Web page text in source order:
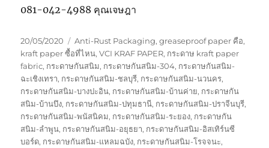
081-042-4988 คุณเจษฎา
Posted
on
20/05/2020 Tags
Anti-Rust Packaging,greaseproof paper คือ,
kraft paper ซื้อที่ไหน,VCI KRAF PAPER, กระดาษ kraft paper
fabric, กระดาษกันสนิม, กระดาษกันสนิม-304, กระดาษกันสนิม-
ฉะเชิงเทรา, กระดาษกันสนิม-ชลบุรี, กระดาษกันสนิม-นวนคร,
กระดาษกันสนิม-บางปะอิน, กระดาษกันสนิม-บ้านค่าย, กระดาษกัน
สนิม-บ้านบึง, กระดาษกันสนิม-ปทุมธานี, กระดาษกันสนิม-ปราจีนบุรี,
กระดาษกันสนิม-พนัสนิคม, กระดาษกันสนิม-ระยอง, กระดาษกัน
สนิม-ลำพูน, กระดาษกันสนิม-อยุธยา, กระดาษกันสนิม-อิสเทิร์นซี
บอร์ด, กระดาษกันสนิม-แหลมฉบัง, กระดาษกันสนิม-โรจจนะ,